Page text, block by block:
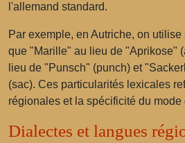
l'allemand standard.
Par exemple, en Autriche, on
que "Marille" au lieu de "Aprikose"
lieu de "Punsch" (punch) et
(sac). Ces particularités lexicales
régionales et la spécificité du mode
Dialectes et langues